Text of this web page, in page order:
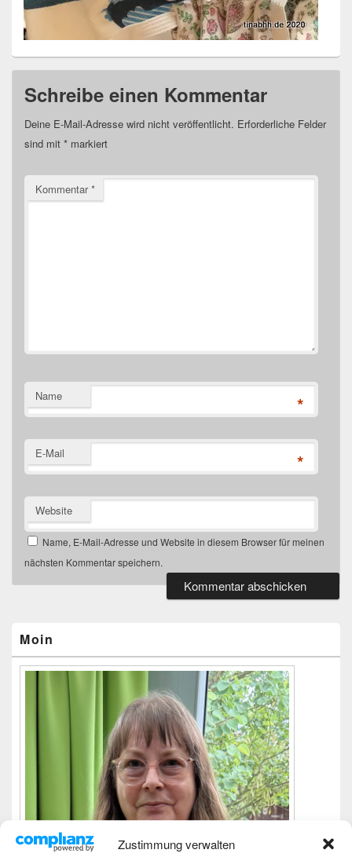
Zustimmung verwalten
Schreibe einen Kommentar
Deine E-Mail-Adresse wird nicht veröffentlicht. Erforderliche Felder
sind mit * markiert
Kommentar*
Name *
E-Mail *
Website
Name, E-Mail-Adresse und Website in diesem Browser für meinen
nächsten Kommentar speichern.
Widgetbereich
Moin